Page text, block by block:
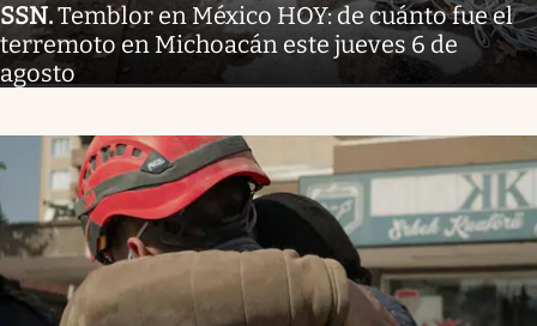
SSN.Temblor en México HOY: de cuánto fue el
terremoto en Michoacán este jueves 6 de
agosto